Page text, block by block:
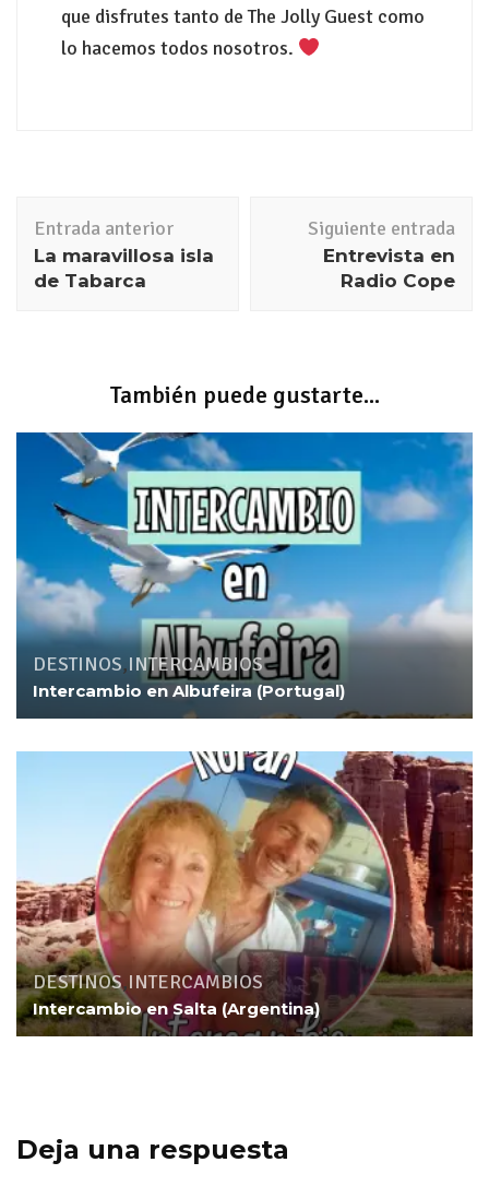
que disfrutes tanto de The Jolly Guest como
lo hacemos todos nosotros.
Entrada anterior
La maravillosa isla
de Tabarca
Siguiente entrada
Entrevista en
Radio Cope
También puede gustarte...
DESTINOS,INTERCAMBIOS
Intercambio en Albufeira (Portugal)
DESTINOS,INTERCAMBIOS
Intercambio en Salta (Argentina)
Deja una respuesta